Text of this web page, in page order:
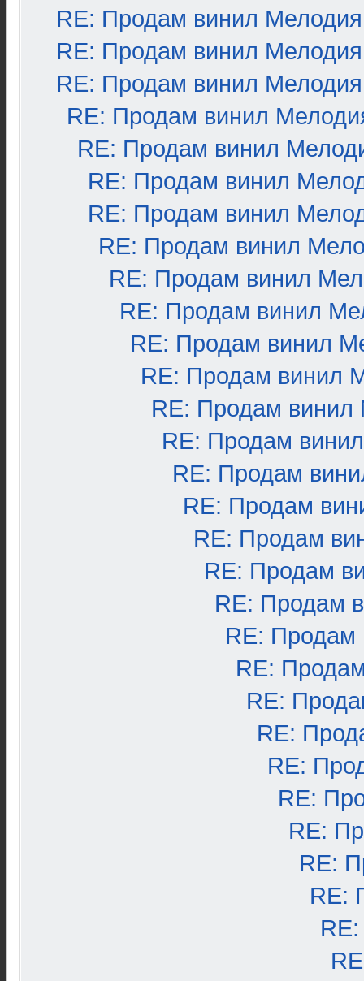
RE: Продам винил Мелодия
RE: Продам винил Мелодия
RE: Продам винил Мелодия
RE: Продам винил
RE: Продам винил
RE: Продам винил
RE: Продам винил
RE: Продам винил
RE: Продам винил
RE: Продам винил
RE: Продам винил
RE: Продам винил
RE: Продам винил
RE: Продам
RE: Продам
RE: Продам
RE: Продам
RE: Продам
RE: Продам
RE: Продам
RE:
RE:
RE:
RE:
RE:
RE:
RE:
RE: